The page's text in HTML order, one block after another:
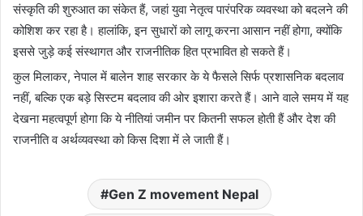
संस्कृति की शुरुआत का संकेत हैं, जहां युवा नेतृत्व पारंपरिक व्यवस्था को बदलने की
कोशिश कर रहा है। हालांकि, इन सुधारों को लागू करना आसान नहीं होगा, क्योंकि
इससे जुड़े कई संस्थागत और राजनीतिक हित प्रभावित हो सकते हैं।
कुल मिलाकर, नेपाल में बालेन शाह सरकार के ये फैसले सिर्फ प्रशासनिक बदलाव
नहीं, बल्कि एक बड़े सिस्टम बदलाव की ओर इशारा करते हैं। आने वाले समय में यह
देखना महत्वपूर्ण होगा कि ये नीतियां जमीन पर कितनी सफल होती हैं और देश की
राजनीति व अर्थव्यवस्था को किस दिशा में ले जाती हैं।
Gen Z movement Nepal